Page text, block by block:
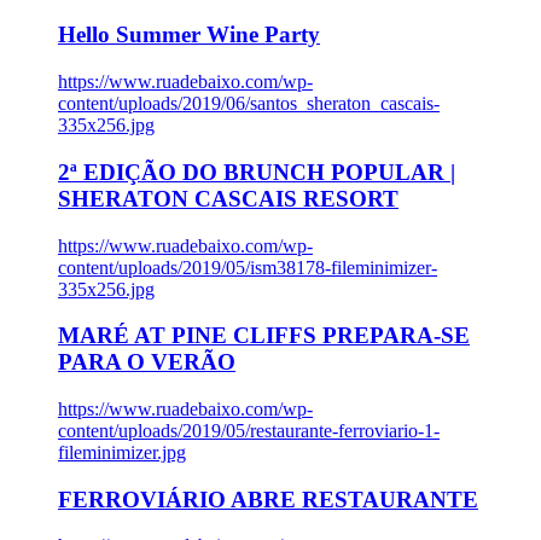
Hello Summer Wine Party
https://www.ruadebaixo.com/wp-
content/uploads/2019/06/santos_sheraton_cascais-
335x256.jpg
2ª EDIÇÃO DO BRUNCH POPULAR |
SHERATON CASCAIS RESORT
https://www.ruadebaixo.com/wp-
content/uploads/2019/05/ism38178-fileminimizer-
335x256.jpg
MARÉ AT PINE CLIFFS PREPARA-SE
PARA O VERÃO
https://www.ruadebaixo.com/wp-
content/uploads/2019/05/restaurante-ferroviario-1-
fileminimizer.jpg
FERROVIÁRIO ABRE RESTAURANTE